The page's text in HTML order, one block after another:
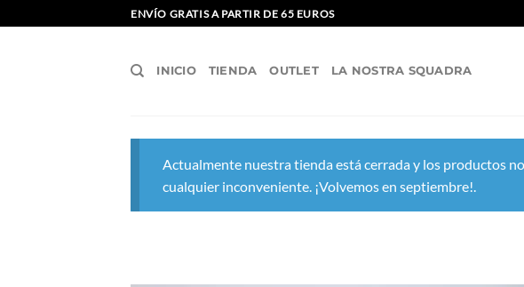
al
ENVÍO GRATIS A PARTIR DE 65 EUROS
INICIO TIENDA OUTLET LA NOSTRA SQUADRA
Actualmente nuestra tienda está cerrada y los productos
cualquier inconveniente. ¡Volvemos en septiembre!.